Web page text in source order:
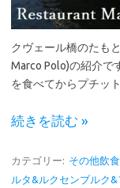
クヴェール橋のたも
Marco Polo)の紹介で
を食べてからプチッ
続きを読む »
カテゴリー: その他飲
ルタ&ルクセンブルク